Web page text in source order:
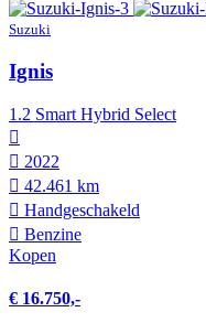
Suzuki
Ignis
1.2 Smart Hybrid Select
2022
42.461 km
Hand­geschakeld
Benzine
Kopen
€ 16.750,-